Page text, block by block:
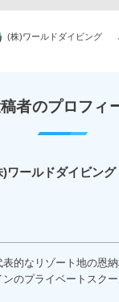
(株)ワールドダイビング
者のプロフィ
)ワールドダイビング
的なリゾート地の恩
のプライベートスク